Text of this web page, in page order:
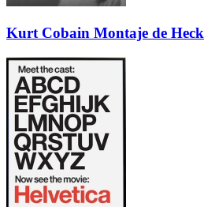
Kurt Cobain Montaje de Heck